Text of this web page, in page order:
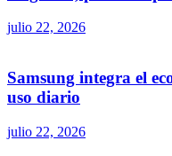
julio 22, 2026
Samsung integra el
uso diario
julio 22, 2026